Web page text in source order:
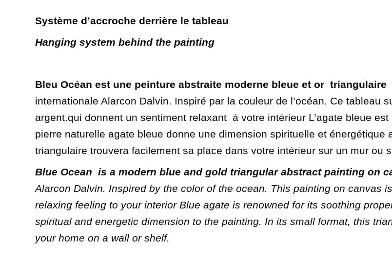
Système d’accroche derrière le tableau
Hanging system behind the painting
Bleu Océan est une peinture abstraite moderne bleue et or triangulaire
internationale Alarcon Dalvin. Inspiré par la couleur de l’océan. Ce tableau
argent.qui donnent un sentiment relaxant à votre intérieur L’agate bleue
pierre naturelle agate bleue donne une dimension spirituelle et
triangulaire trouvera facilement sa place dans votre intérieur sur un mur ou
Blue Ocean is a modern blue and gold triangular abstract painting on
Alarcon Dalvin. Inspired by the color of the ocean. This painting on canvas
relaxing feeling to your interior Blue agate is renowned for its soothing
spiritual and energetic dimension to the painting. In its small format, this
your home on a wall or shelf.